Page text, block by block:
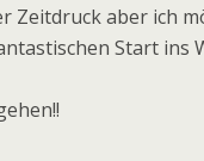
Zeitdruck aber ich
Start ins